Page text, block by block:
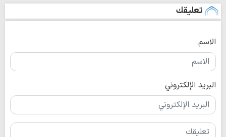
تعليقك
الاسم
البريد الإلكتروني